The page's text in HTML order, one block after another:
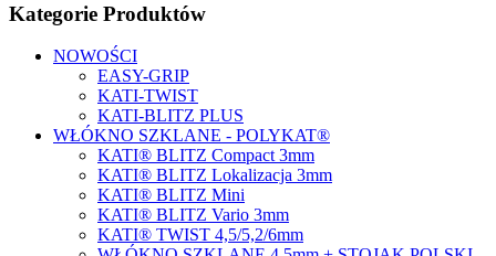
Kategorie Produktów
NOWOŚCI
EASY-GRIP
KATI-TWIST
KATI-BLITZ PLUS
WŁÓKNO SZKLANE - POLYKAT®
KATI® BLITZ Compact 3mm
KATI® BLITZ Lokalizacja 3mm
KATI® BLITZ Mini
KATI® BLITZ Vario 3mm
KATI® TWIST 4,5/5,2/6mm